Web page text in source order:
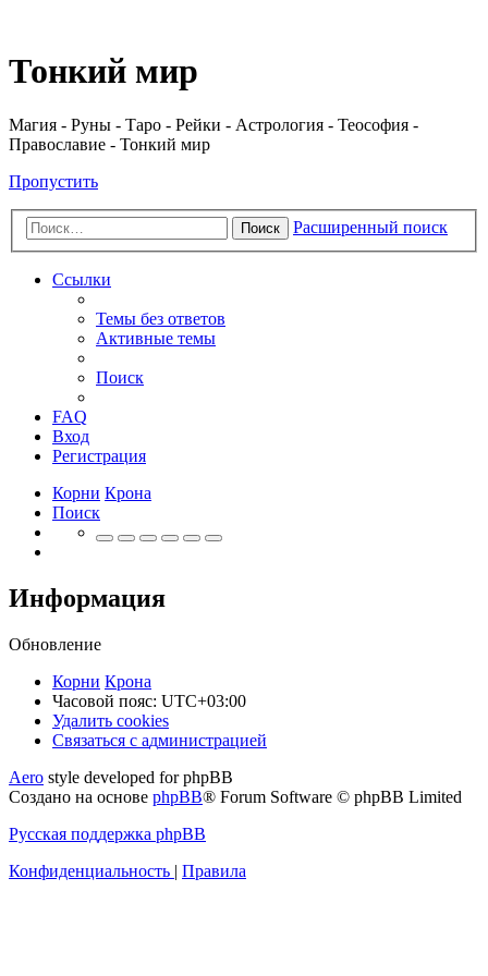
Тонкий мир
Магия - Руны - Таро - Рейки - Астрология - Теософия -
Православие - Тонкий мир
Пропустить
Поиск Расширенный поиск
Ссылки
Темы без ответов
Активные темы
Поиск
FAQ
Вход
Регистрация
Корни Крона
Поиск
Информация
Обновление
Корни Крона
Часовой пояс: UTC+03:00
Удалить cookies
Связаться
администрацией
Связаться с администрацией
Aero style developed for phpBB
Создано на основе phpBB® Forum Software © phpBB Limited
Русская поддержка phpBB
Конфиденциальность | Правила